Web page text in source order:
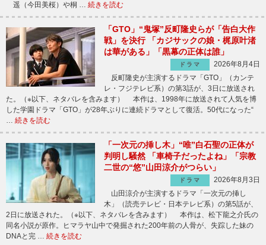
遥（今田美桜）や桐 … 続きを読む
「GTO」“鬼塚”反町隆史らが「告白大作
戦」を決行 「カジサックの娘・梶原叶渚
は華がある」「黒幕の正体は誰」
ドラマ
2026年8月4日
反町隆史が主演するドラマ「GTO」（カンテ
レ・フジテレビ系）の第3話が、3日に放送され
た。（※以下、ネタバレを含みます） 本作は、1998年に放送されて人気を博
した学園ドラマ「GTO」が28年ぶりに連続ドラマとして復活。50代になった“
… 続きを読む
「一次元の挿し木」“唯”白石聖の正体が
判明し騒然 「車椅子だったよね」「宗教
二世の“悠”山田涼介がつらい」
ドラマ
2026年8月3日
山田涼介が主演するドラマ「一次元の挿し
木」（読売テレビ・日本テレビ系）の第5話が、
2日に放送された。（※以下、ネタバレを含みます） 本作は、松下龍之介氏の
同名小説が原作。ヒマラヤ山中で発掘された200年前の人骨が、失踪した妹の
DNAと完 … 続きを読む